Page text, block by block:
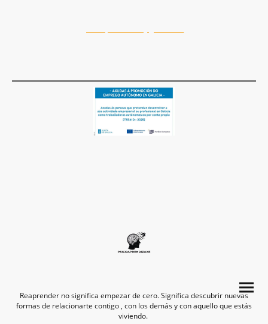
Reaprender no significa empezar de cero. Significa descubrir nuevas
formas de relacionarte contigo , con los demás y con aquello que estás
viviendo.